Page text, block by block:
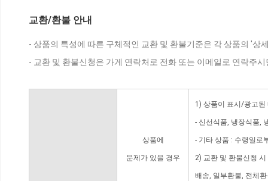
교환/환불 안내
- 상품의 특성에 따른 구체적인 교환 및 환불기준은 각 상품의 '상
- 교환 및 환불신청은 가게 연락처로 전화 또는 이메일로 연락주
상품에
문제가 있을 경우
1) 상품이 표시/광고된
- 신선식품, 냉장식품,
- 기타 상품 : 수령일로
2) 교환 및 환불신청
배송, 일부환불, 전체